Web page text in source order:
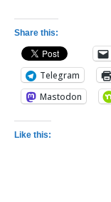
Share this:
Telegram
Mastodon
Like this: